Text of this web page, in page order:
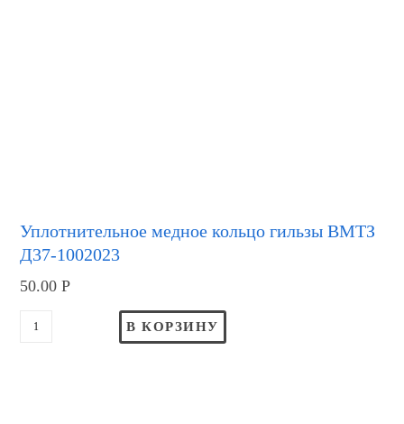
Уплотнительное медное кольцо гильзы ВМТЗ
Д37-1002023
50.00Р
В КОРЗИНУ